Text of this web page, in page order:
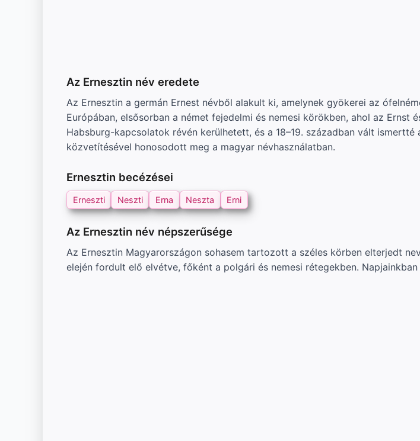
Az Ernesztin név eredete
Az Ernesztin a germán Ernest névből alakult ki, amelynek gyökerei az
Európában, elsősorban a német fejedelmi és nemesi körökben, ahol az
Habsburg-kapcsolatok révén kerülhetett, és a 18–19. században vált
közvetítésével honosodott meg a magyar névhasználatban.
Ernesztin becézései
Erneszti Neszti Erna Neszta Erni
Az Ernesztin név népszerűsége
Az Ernesztin Magyarországon sohasem tartozott a széles körben elterjedt
elején fordult elő elvétve, főként a polgári és nemesi rétegekben.